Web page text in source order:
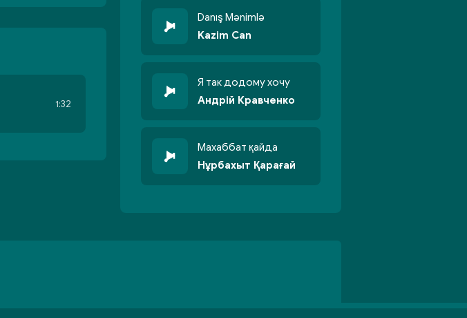
1:32
Danış Mənimlə
Kazim Can
Я так додому хочу
Андрій Кравченко
Махаббат қайда
Нұрбахыт Қарағай